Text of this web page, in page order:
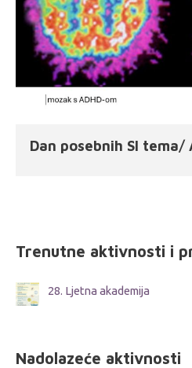
Dan posebnih SI tema/
Trenutne aktivnosti i
28. Ljetna akademija
Nadolazeće aktivnosti